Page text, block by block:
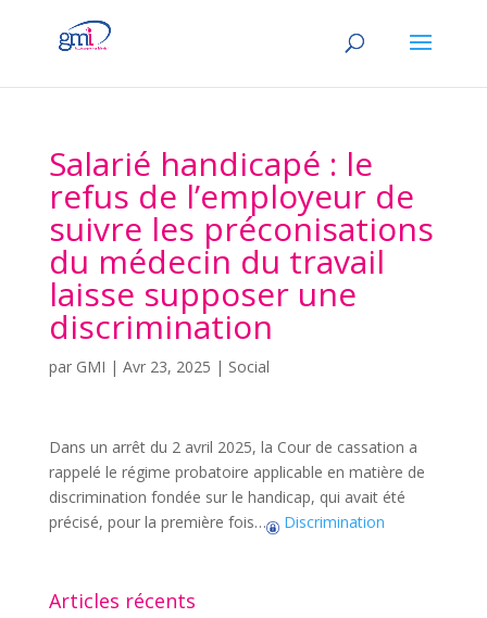
Salarié handicapé : le
refus de l’employeur de
suivre les préconisations
du médecin du travail
laisse supposer une
discrimination
par GMI | Avr 23, 2025 | Social
Dans un arrêt du 2 avril 2025, la Cour de cassation a
rappelé le régime probatoire applicable en matière de
discrimination fondée sur le handicap, qui avait été
précisé, pour la première fois…
Discrimination
Articles récents